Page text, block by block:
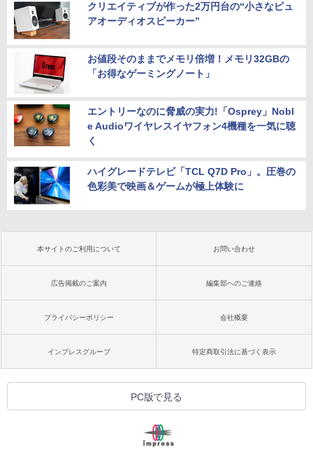
クリエイティブが作った2万円台の“小さなピュ
アオーディオスピーカー”
お値段そのままでメモリ倍増！メモリ32GBの
「お得なゲーミングノート」
エントリーなのに脅威の実力!「Osprey」Nobl
e Audioワイヤレスイヤフォン4機種を一気に聴
く
ハイグレードテレビ「TCL Q7D Pro」。圧巻の
色彩美で映画＆ゲームが極上体験に
本サイトのご利用について お問い合わせ
広告掲載のご案内 編集部へのご連絡
プライバシーポリシー 会社概要
インプレスグループ 特定商取引法に基づく表示
PC版で見る